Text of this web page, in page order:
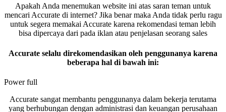
Apakah Anda menemukan website ini atas saran teman untuk
mencari Accurate di internet? Jika benar maka Anda tidak perlu ragu
untuk segera memakai Accurate karena rekomendasi teman lebih
bisa dipercaya dari pada iklan atau penjelasan seorang sales
Accurate selalu direkomendasikan oleh penggunanya karena
beberapa hal di bawah ini:
Power full
Accurate sangat membantu penggunanya dalam bekerja terutama
yang berhubungan dengan administrasi dan keuangan perusahaan